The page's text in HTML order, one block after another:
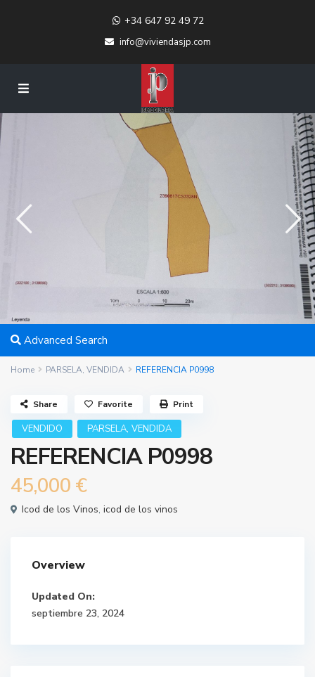
+34 647 92 49 72
info@viviendasjp.com
Advanced Search
Home PARSELA, VENDIDA REFERENCIA P0998
VENDIDO PARSELA, VENDIDA
REFERENCIA P0998
45,000 €
Icod de los Vinos, icod de los vinos
Share Favorite Print
Overview
Updated On:
septiembre 23, 2024